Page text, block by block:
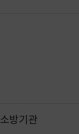
소방기관